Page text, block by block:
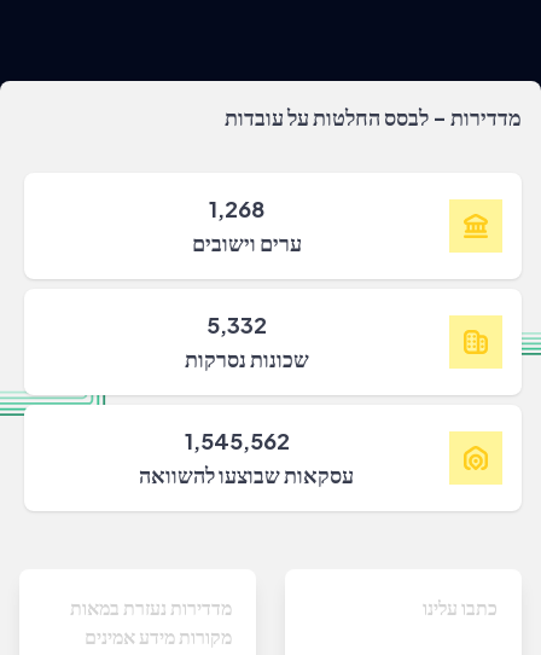
מדדירות - לבסס החלטות על עובדות
1,268
ערים וישובים
5,332
שכונות נסרקות
1,545,562
עסקאות שבוצעו להשוואה
מדדירות נעזרת במאות
מקורות מידע אמינים
כתבו עלינו